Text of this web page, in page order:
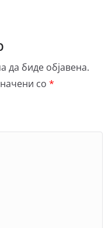
да биде објавена.
со *